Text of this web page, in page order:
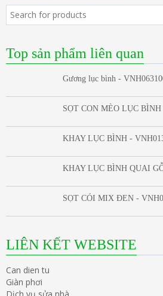
Top sản phẩm liên quan
Gương lục bình -
SỌT CON MÈO LỤC
KHAY LỤC BÌNH -
KHAY LỤC BÌNH QUAI
SỌT CÓI MIX ĐEN -
LIÊN KẾT WEBSITE
Can dien tu
Giàn phơi